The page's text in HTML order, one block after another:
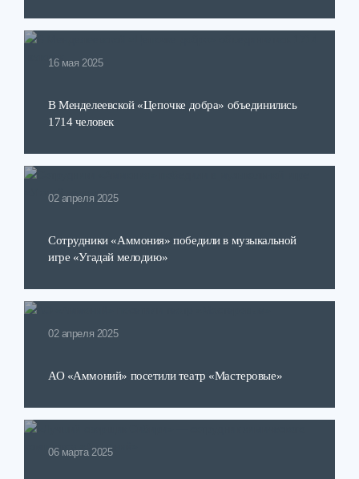
16 мая 2025
В Менделеевской «Цепочке добра» объединились
1714 человек
02 апреля 2025
Сотрудники «Аммония» победили в музыкальной
игре «Угадай мелодию»
02 апреля 2025
АО «Аммоний» посетили театр «Мастеровые»
06 марта 2025